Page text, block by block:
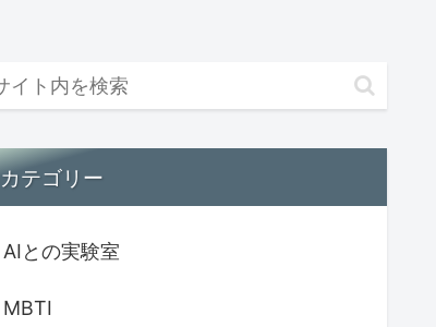
カテゴリー
AIとの実験室
MBTI